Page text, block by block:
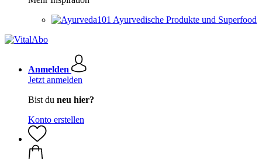
Ayurvedische Produkte und Superfood
Anmelden
Jetzt anmelden
Bist du neu hier?
Konto erstellen